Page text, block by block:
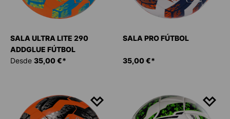
SALA ULTRA LITE 290
ADDGLUE FÚTBOL
Desde 35,00 €*
SALA PRO FÚTBOL
35,00 €*